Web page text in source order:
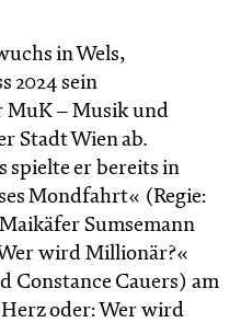
in Wels,
2024 sein
MuK – Musik und
Stadt Wien ab.
spielte er bereits in
Mondfahrt« (Regie:
Sumsemann
wird Millionär?«
Constance Cauers) am
oder: Wer wird